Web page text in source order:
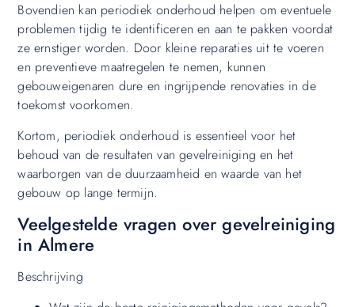
Bovendien kan periodiek onderhoud helpen om eventuele
problemen tijdig te identificeren en aan te pakken voordat
ze ernstiger worden. Door kleine reparaties uit te voeren
en preventieve maatregelen te nemen, kunnen
gebouweigenaren dure en ingrijpende renovaties in de
toekomst voorkomen.
Kortom, periodiek onderhoud is essentieel voor het
behoud van de resultaten van gevelreiniging en het
waarborgen van de duurzaamheid en waarde van het
gebouw op lange termijn.
Veelgestelde vragen over gevelreiniging
in Almere
Beschrijving